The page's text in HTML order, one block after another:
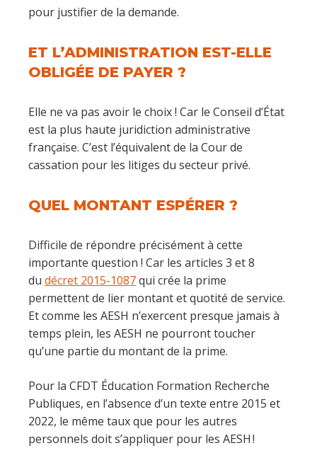
pour justifier de la demande.
ET L’ADMINISTRATION EST-ELLE
OBLIGÉE DE PAYER ?
Elle ne va pas avoir le choix ! Car le Conseil d’État
est la plus haute juridiction administrative
française. C’est l’équivalent de la Cour de
cassation pour les litiges du secteur privé.
QUEL MONTANT ESPÉRER ?
Difficile de répondre précisément à cette
importante question ! Car les articles 3 et 8
du décret 2015-1087qui crée la prime
permettent de lier montant et quotité de service.
Et comme les AESH n’exercent presque jamais à
temps plein, les AESH ne pourront toucher
qu’une partie du montant de la prime.
Pour la CFDT Éducation Formation Recherche
Publiques, en l’absence d’un texte entre 2015 et
2022, le même taux que pour les autres
personnels doit s’appliquer pour les AESH !